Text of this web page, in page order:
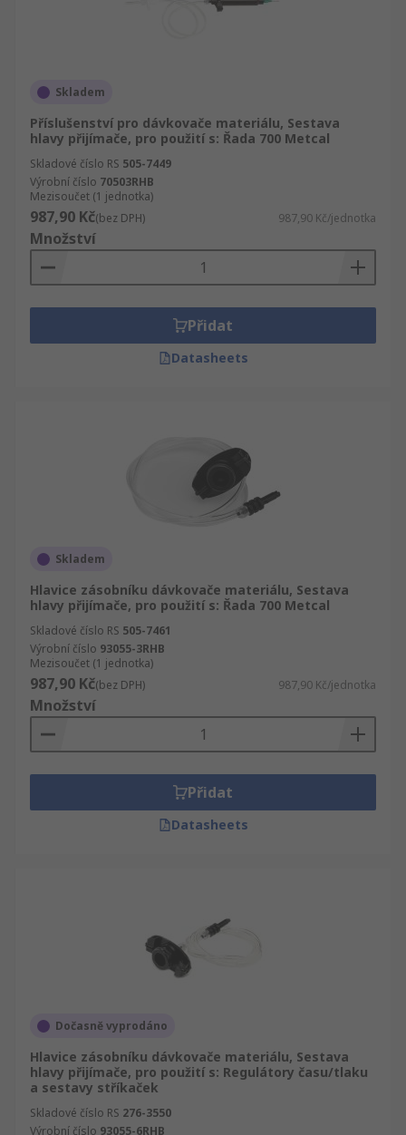
Skladem
Příslušenství pro dávkovače materiálu, Sestava
hlavy přijímače, pro použití s: Řada 700 Metcal
Skladové číslo RS 505-7449
Výrobní číslo 70503RHB
Mezisoučet (1 jednotka)
987,90 Kč(bez DPH) 987,90 Kč/jednotka
Množství
Přidat
Datasheets
Skladem
Hlavice zásobníku dávkovače materiálu, Sestava
hlavy přijímače, pro použití s: Řada 700 Metcal
Skladové číslo RS 505-7461
Výrobní číslo 93055-3RHB
Mezisoučet (1 jednotka)
987,90 Kč(bez DPH) 987,90 Kč/jednotka
Množství
Přidat
Datasheets
Dočasně vyprodáno
Hlavice zásobníku dávkovače materiálu, Sestava
hlavy přijímače, pro použití s: Regulátory času/tlaku
a sestavy stříkaček
Skladové číslo RS 276-3550
Výrobní číslo 93055-6RHB